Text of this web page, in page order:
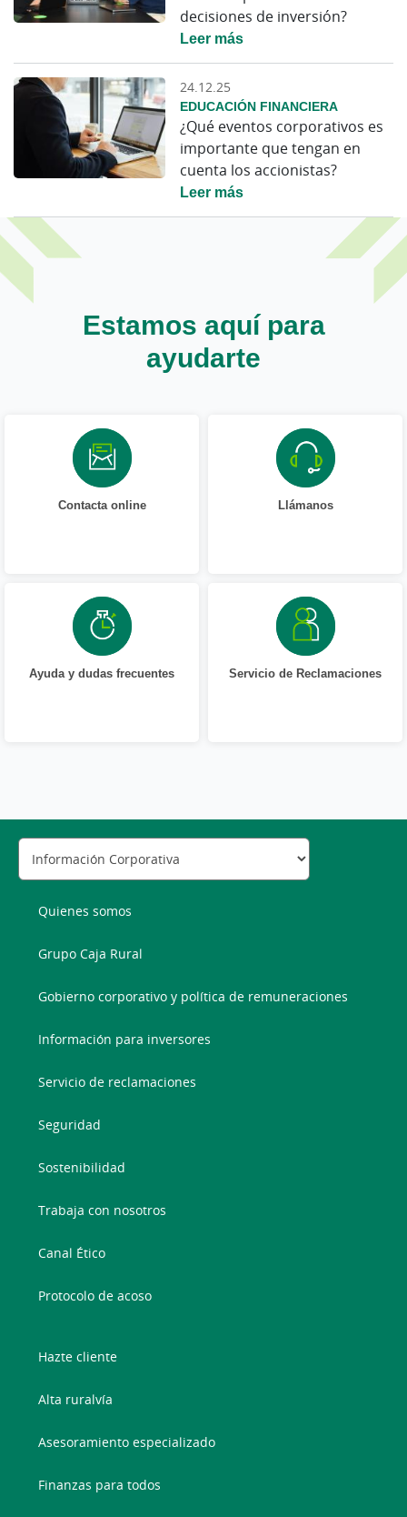
decisiones de inversión?
Leer más
24.12.25
EDUCACIÓN FINANCIERA
¿Qué eventos corporativos es
importante que tengan en
cuenta los accionistas?
Leer más
Estamos aquí para
ayudarte
Contacta online Llámanos
Ayuda y dudas frecuentes Servicio de Reclamaciones
Quienes somos
Grupo Caja Rural
Gobierno corporativo y política de remuneraciones
Información para inversores
Servicio de reclamaciones
Seguridad
Sostenibilidad
Trabaja con nosotros
Canal Ético
Protocolo de acoso
Hazte cliente
Alta ruralvía
Asesoramiento especializado
Finanzas para todos